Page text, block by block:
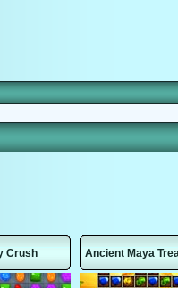
Crush Ancient Maya